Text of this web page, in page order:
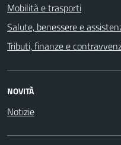
Mobilità e trasporti
Salute, benessere e
Tributi, finanze e
NOVITÀ
Notizie